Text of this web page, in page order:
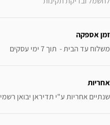
זמן אספקה
משלוח עד הבית -  תוך 7 ימי עסקים
אחריות
שנתיים אחריות ע"י תדיראן יבואן רשמי